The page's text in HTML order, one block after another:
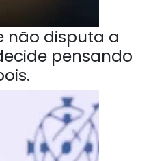
não disputa a
pensando